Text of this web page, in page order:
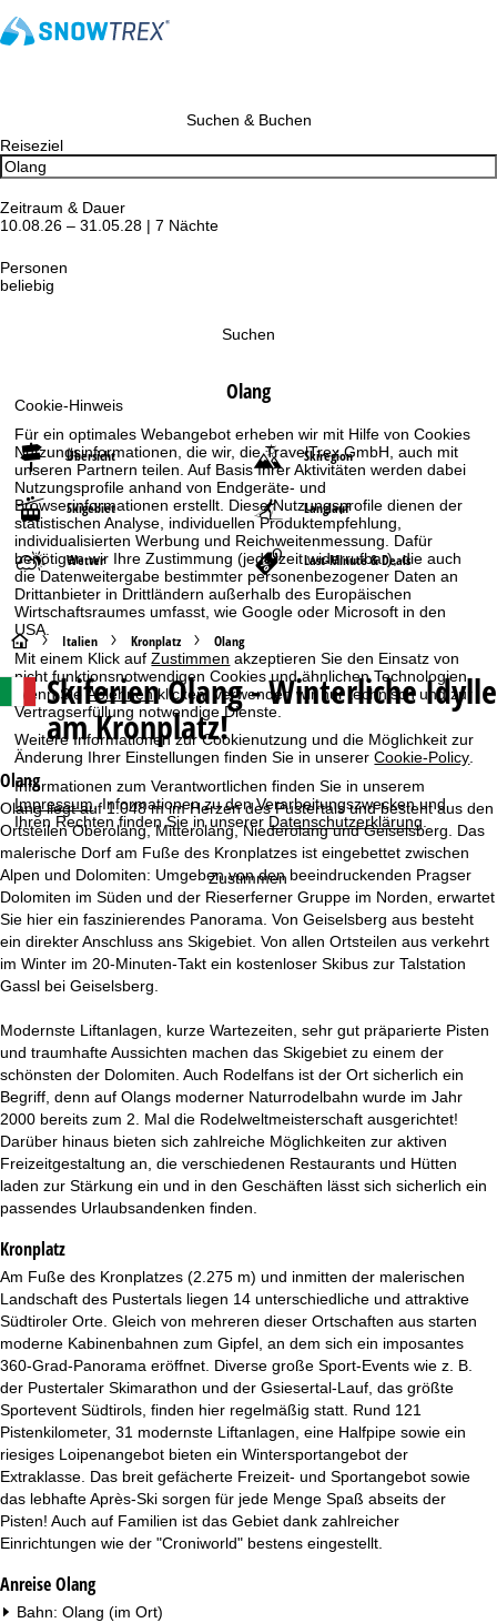
Cookie-Hinweis
Für ein optimales Webangebot erheben wir mit Hilfe von Cookies
Nutzungsinformationen, die wir, die TravelTrex GmbH, auch mit
unseren Partnern teilen. Auf Basis Ihrer Aktivitäten werden dabei
Nutzungsprofile anhand von Endgeräte- und
Browserinformationen erstellt. Diese Nutzungsprofile dienen der
statistischen Analyse, individuellen Produktempfehlung,
individualisierten Werbung und Reichweitenmessung. Dafür
benötigen wir Ihre Zustimmung (jederzeit widerrufbar), die auch
die Datenweitergabe bestimmter personenbezogener Daten an
Drittanbieter in Drittländern außerhalb des Europäischen
Wirtschaftsraumes umfasst, wie Google oder Microsoft in den
USA.
Mit einem Klick aufZustimmen akzeptieren Sie den Einsatz von
nicht funktionsnotwendigen Cookies und ähnlichen Technologien.
Wenn SieAblehnenklicken, verwenden wir nur technisch und zur
Vertragserfüllung notwendige Dienste.
Weitere Informationen zur Cookienutzung und die Möglichkeit zur
Änderung Ihrer Einstellungen finden Sie in unsererCookie-Policy
Informationen zum Verantwortlichen finden Sie in unserem
Impressum. Informationen zu den Verarbeitungszwecken und
Ihren Rechten finden Sie in unserer Datenschutzerklärung
Zustimmen
Suchen & Buchen
Reiseziel
Zeitraum & Dauer
10.08.26 – 31.05.28 | 7 Nächte
Personen
beliebig
Suchen
Olang
Übersicht Skiregion
Skigebiet Langlauf
Wetter Last-Minute & Deals
S
t
a
r
t
e
i
e
Italien Kronplatz Olang
SkiferienOlang - Winterliche Idylle
am Kronplatz!
Olang
Olang liegt auf 1.048 m im Herzen des Pustertals und besteht aus den
Ortsteilen Oberolang, Mitterolang, Niederolang und Geiselsberg. Das
malerische Dorf am Fuße des Kronplatzes ist eingebettet zwischen
Alpen und Dolomiten: Umgeben von den beeindruckenden Pragser
Dolomiten im Süden und der Rieserferner Gruppe im Norden, erwartet
Sie hier ein faszinierendes Panorama. Von Geiselsberg aus besteht
ein direkter Anschluss ans Skigebiet. Von allen Ortsteilen aus verkehrt
im Winter im 20-Minuten-Takt ein kostenloser Skibus zur Talstation
Gassl bei Geiselsberg.
Modernste Liftanlagen, kurze Wartezeiten, sehr gut präparierte Pisten
und traumhafte Aussichten machen das Skigebiet zu einem der
schönsten der Dolomiten. Auch Rodelfans ist der Ort sicherlich ein
Begriff, denn auf Olangs moderner Naturrodelbahn wurde im Jahr
2000 bereits zum 2. Mal die Rodelweltmeisterschaft ausgerichtet!
Darüber hinaus bieten sich zahlreiche Möglichkeiten zur aktiven
Freizeitgestaltung an, die verschiedenen Restaurants und Hütten
laden zur Stärkung ein und in den Geschäften lässt sich sicherlich ein
passendes Urlaubsandenken finden.
Kronplatz
Am Fuße des Kronplatzes (2.275 m) und inmitten der malerischen
Landschaft des Pustertals liegen 14 unterschiedliche und attraktive
Südtiroler Orte. Gleich von mehreren dieser Ortschaften aus starten
moderne Kabinenbahnen zum Gipfel, an dem sich ein imposantes
360-Grad-Panorama eröffnet. Diverse große Sport-Events wie z. B.
der Pustertaler Skimarathon und der Gsiesertal-Lauf, das größte
Sportevent Südtirols, finden hier regelmäßig statt. Rund 121
Pistenkilometer, 31 modernste Liftanlagen, eine Halfpipe sowie ein
riesiges Loipenangebot bieten ein Wintersportangebot der
Extraklasse. Das breit gefächerte Freizeit- und Sportangebot sowie
das lebhafte Après-Ski sorgen für jede Menge Spaß abseits der
Pisten! Auch auf Familien ist das Gebiet dank zahlreicher
Einrichtungen wie der "Croniworld" bestens eingestellt.
Anreise Olang
Bahn: Olang (im Ort)